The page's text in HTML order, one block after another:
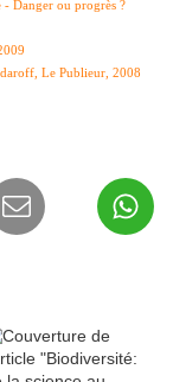
- Danger ou progrès ?
, Le Publieur, 2008